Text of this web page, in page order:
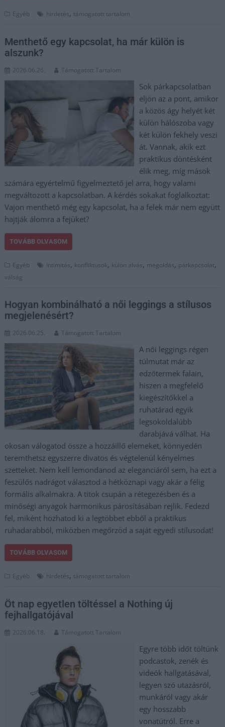
Egyéb hirdetés, támogatott tartalom
Menthető egy kapcsolat, ha már külön is
alszunk?
2026.06.26. Támogatott Tartalom
Sok párkapcsolatban
eljön az a pont, amikor
a közös ágy helyét két
külön hálószoba vagy
két külön fekhely veszi
át. Vannak, akik ezt
praktikus döntésként
élik meg, míg mások
számára egyértelmű figyelmeztető jel arra, hogy valami
megváltozott a kapcsolatban. A kérdés sokakat foglalkoztat:
Vajon menthető még egy kapcsolat, ha a felek már nem együtt
hajtják álomra a fejüket?
TOVÁBB OLVASOM
Egyéb intimitás, konfliktusok, külön alvás, megoldás, párkapcsolat,
válság
Hogyan kombinálható a női leggings a stílusos
megjelenésért?
2026.06.25. Támogatott Tartalom
A női leggings régen
túlmutat már az
edzőtermek falain,
hiszen a megfelelő
kiegészítőkkel a
ruhatárad egyik
legsokoldalúbb
darabjává válhat. Ha
okosan válogatod össze a hozzáillő elemeket, könnyedén
teremthetsz egyszerre divatos és végtelenül kényelmes
szetteket. Nem kell lemondanod az eleganciáról sem, ha ezt a
feszülős nadrágot választod a hétköznapi vagy akár a félig
formális alkalmakra. A titok csupán a rétegezésben és a
minőségi anyagok harmonikus párosításában rejlik. Fedezd
fel, miként hozhatod ki a legtöbbet ebből a praktikus
ruhadarabból, miközben megőrzöd a saját egyedi stílusodat!
TOVÁBB OLVASOM
Egyéb hirdetés, támogatott tartalom
Öt nap egyetlen töltéssel a Nothing új
fejhallgatójával
2026.06.18. Támogatott Tartalom
Egyre több időt töltünk
podcastok, zenék és
videók hallgatásával,
legyen szó utazásról,
munkáról vagy akár
egy hosszabb
vonatútról. Erre a